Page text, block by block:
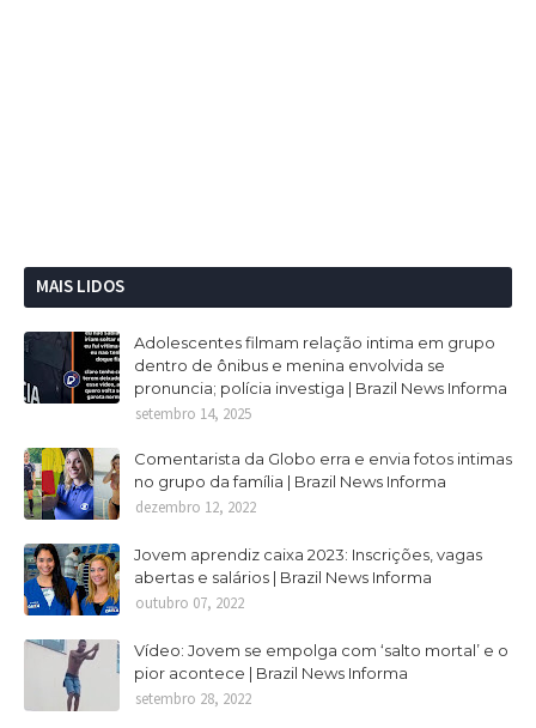
MAIS LIDOS
Adolescentes filmam relação intima em grupo
dentro de ônibus e menina envolvida se
pronuncia; polícia investiga | Brazil News Informa
setembro 14, 2025
Comentarista da Globo erra e envia fotos intimas
no grupo da família | Brazil News Informa
dezembro 12, 2022
Jovem aprendiz caixa 2023: Inscrições, vagas
abertas e salários | Brazil News Informa
outubro 07, 2022
Vídeo: Jovem se empolga com ‘salto mortal’ e o
pior acontece | Brazil News Informa
setembro 28, 2022